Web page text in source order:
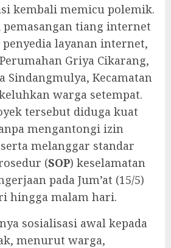
kembali memicu polemik.
tiang internet
layanan internet,
Griya Cikarang,
Sindangmulya, Kecamatan
warga setempat.
tersebut diduga kuat
mengantongi izin
melanggar standar
(SOP) keselamatan
pada Jum’at (15/5)
hingga malam hari.
sosialisasi awal kepada
menurut warga,